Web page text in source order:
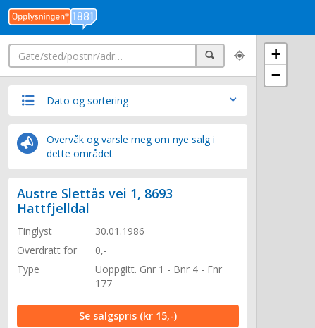
Søk
Dato og sortering
Overvåk og varsle meg om nye salg i
dette området
Austre Slettås vei 1, 8693
Hattfjelldal
Tinglyst
30.01.1986
Overdratt for
0,-
Type
Uoppgitt. Gnr 1 - Bnr 4 - Fnr
177
Se salgspris (kr 15,-)
+
−